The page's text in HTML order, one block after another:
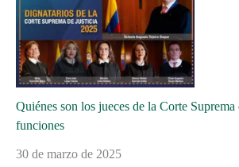
Quiénes son los jueces de la Corte
funciones
30 de marzo de 2025